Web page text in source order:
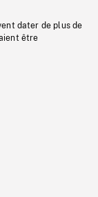
dater de plus de
être